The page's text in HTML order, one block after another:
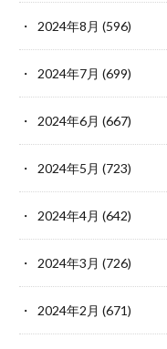
2024年8月 (596)
2024年7月 (699)
2024年6月 (667)
2024年5月 (723)
2024年4月 (642)
2024年3月 (726)
2024年2月 (671)